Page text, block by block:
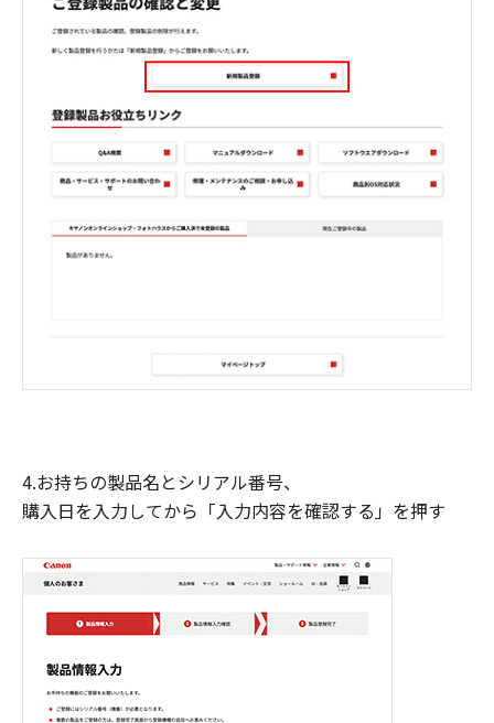
4.お持ちの製品名とシリアル番号、
購入日を入力してから「入力内容を確認する」を押す